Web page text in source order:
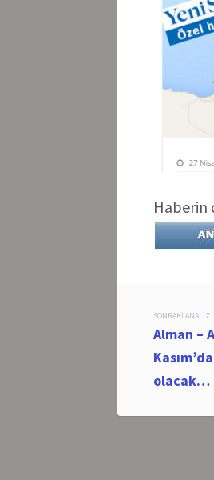
Haberin
Post
SONRAKI ANALIZ
Alman –
olacak…